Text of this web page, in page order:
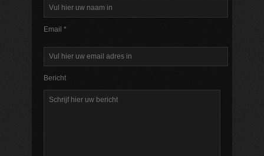
Email *
Bericht